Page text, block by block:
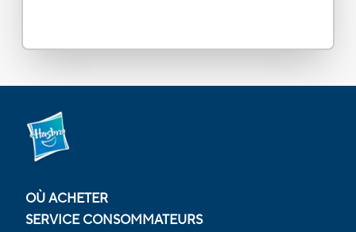
OÙ ACHETER
SERVICE CONSOMMATEURS